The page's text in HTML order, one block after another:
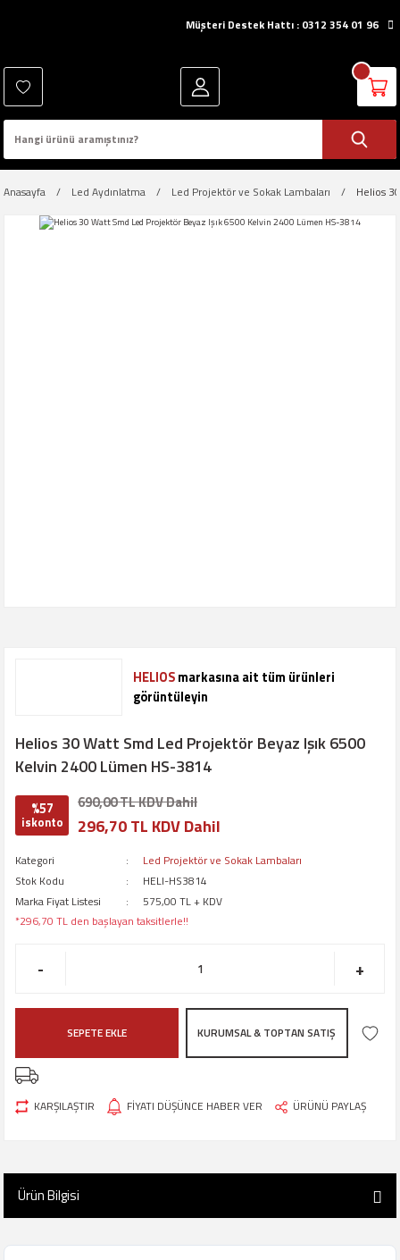
Müşteri Destek Hattı : 0312 354 01 96
Anasayfa Led Aydınlatma Led Projektör ve Sokak Lambaları Helios
HELIOSmarkasına ait tüm ürünleri
görüntüleyin
Helios 30 Watt Smd Led Projektör Beyaz Işık 6500
Kelvin 2400 Lümen HS-3814
%57
iskonto
690,00 TL KDV Dahil
296,70 TL KDV Dahil
Kategori
Led Projektör ve Sokak Lambaları
Stok Kodu
HELI-HS3814
Marka Fiyat Listesi
575,00 TL + KDV
*296,70 TL den başlayan taksitlerle!!
- +
SEPETE EKLE KURUMSAL & TOPTAN SATIŞ
KARŞILAŞTIR FİYATI DÜŞÜNCE HABER VER ÜRÜNÜ PAYLAŞ
Ürün Bilgisi